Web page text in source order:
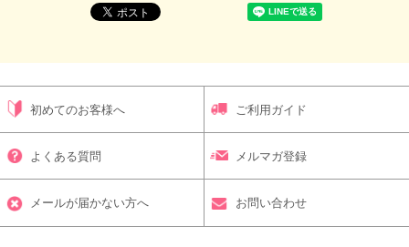
初めてのお客様へ ご利用ガイド
よくある質問 メルマガ登録
メールが届かない方へ お問い合わせ